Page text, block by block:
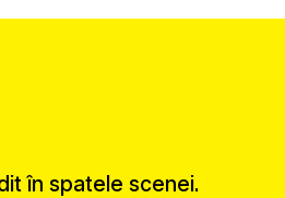
în spatele scenei.